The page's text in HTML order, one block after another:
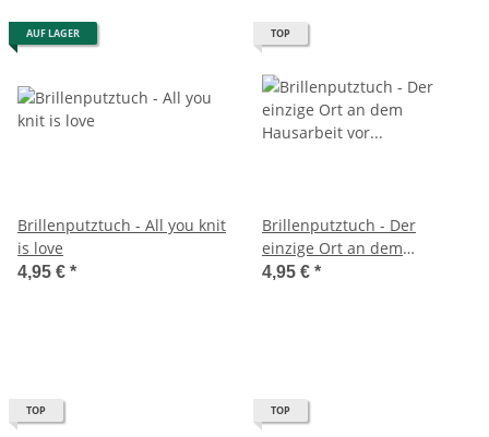
AUF LAGER
Brillenputztuch - All you knit
is love
4,95 € *
TOP
Brillenputztuch - Der
einzige Ort an dem
Hausarbeit vor Stricken
4,95 € *
TOP TOP